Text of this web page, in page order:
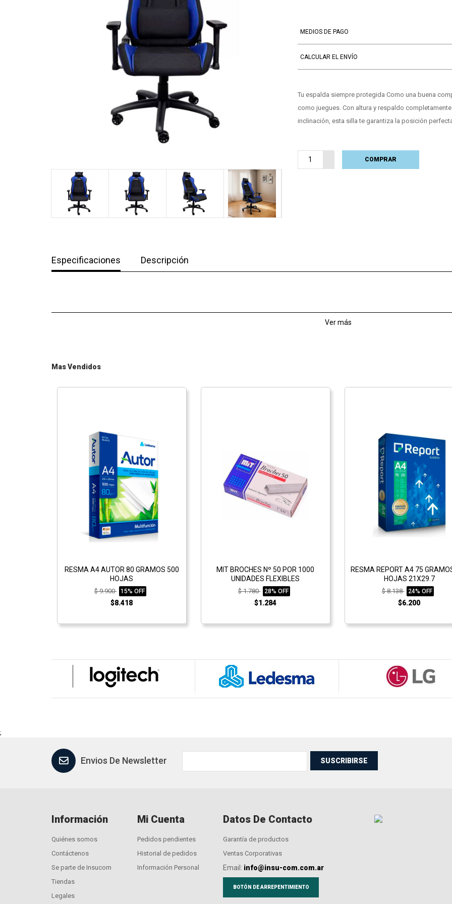
MEDIOS DE PAGO
CALCULAR EL ENVÍO
Tu espalda siempre protegida Como una buena
como juegues. Con altura y respaldo
inclinación, esta silla te garantiza la posición
COMPRAR
Especificaciones Descripción
Ver más
Mas Vendidos
RESMA A4 AUTOR 80 GRAMOS 500
HOJAS
$ 9.900 15% OFF
$8.418
MIT BROCHES Nº 50 POR 1000
UNIDADES FLEXIBLES
$ 1.780 28% OFF
$1.284
RESMA REPORT A4 75
HOJAS 21X29.7
$ 8.138 24% OFF
$6.200
;
Envios De Newsletter SUSCRIBIRSE
Información
Quiénes somos
Contáctenos
Se parte de Insucom
Tiendas
Legales
Mi Cuenta
Pedidos pendientes
Historial de pedidos
Información Personal
Datos De Contacto
Garantía de productos
Ventas Corporativas
Email: info@insu-com.com.ar
BOTÓN DE ARREPENTIMIENTO